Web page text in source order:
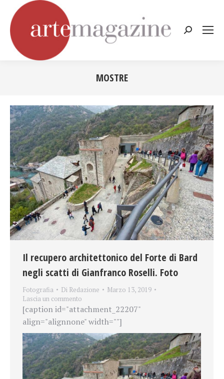
Cerca:
MOSTRE
Il recupero architettonico del Forte di Bard
negli scatti di Gianfranco Roselli. Foto
Fotografia Di Redazione
Marzo 13, 2019
Lascia un commento
[caption id="attachment_22207"
align="alignnone" width=""]